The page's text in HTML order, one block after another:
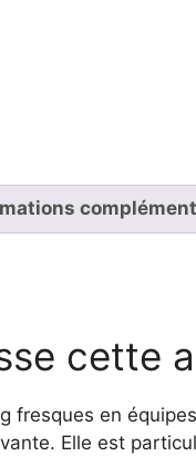
cette
fresques en
Elle est